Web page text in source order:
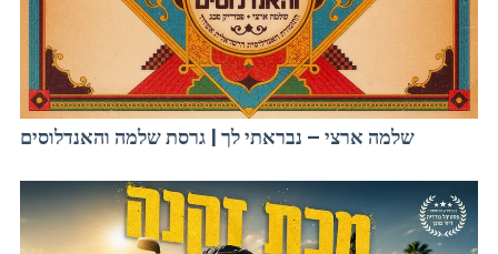
שלמה ארצי – נבראתי לך | גרסת שלמה והאנדלוסים